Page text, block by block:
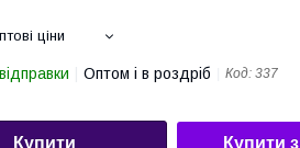
ціни
Оптом і в роздріб Код: 337
Купити Купити з